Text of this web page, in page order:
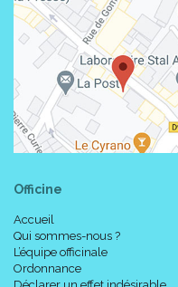
Officine
Accueil
Qui sommes-nous ?
L’équipe officinale
Ordonnance